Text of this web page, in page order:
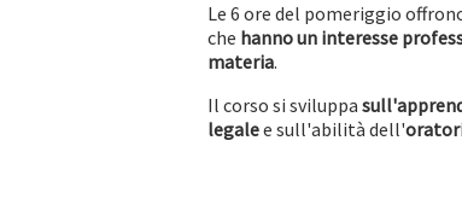
Le 6 ore del pomeriggio
che hanno un interesse
materia.
Il corso si sviluppa
legalee sull'abilità dell'